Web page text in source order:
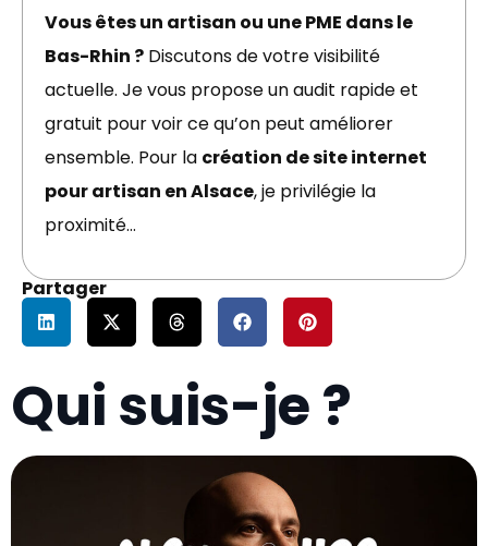
Vous êtes un artisan ou une PME dans le
Bas-Rhin ? Discutons de votre visibilité
actuelle. Je vous propose un audit rapide et
gratuit pour voir ce qu’on peut améliorer
ensemble. Pour la création de site internet
pour artisan en Alsace, je privilégie la
proximité…
Partager
Qui suis-je ?